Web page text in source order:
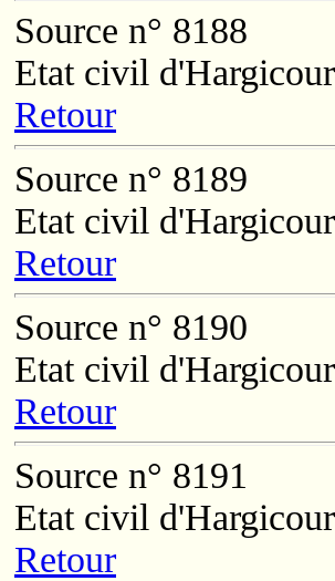
Source n° 8188
Etat civil
Retour
Source n° 8189
Etat civil
Retour
Source n° 8190
Etat civil
Retour
Source n° 8191
Etat civil
Retour